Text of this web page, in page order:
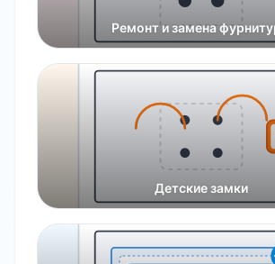
Ремонт и замена
Детские замки